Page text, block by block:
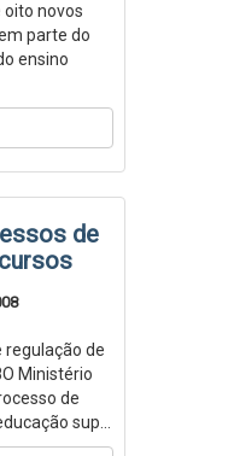
novos
parte do
ensino
de
regulação de
Ministério
de
sup...